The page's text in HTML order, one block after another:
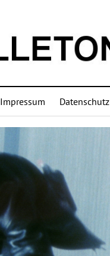
Impressum Datenschutz